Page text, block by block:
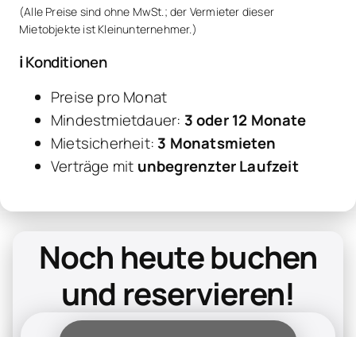
(Alle Preise sind ohne MwSt.; der Vermieter dieser
Mietobjekte ist Kleinunternehmer.)
ℹ️ Konditionen
Preise pro Monat
Mindestmietdauer: 3 oder 12 Monate
Mietsicherheit: 3 Monatsmieten
Verträge mit unbegrenzter Laufzeit
Noch heute buchen
und reservieren!